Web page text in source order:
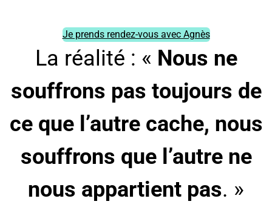
Je prends rendez-vous avec Agnès
La réalité : « Nous ne
souffrons pas toujours de
ce que l’autre cache, nous
souffrons que l’autre ne
nous appartient pas. »